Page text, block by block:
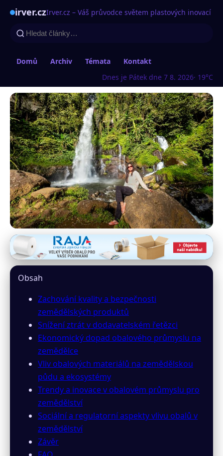
irver.czIrver.cz – Váš průvodce světem plastových inovací
Domů Archiv Témata
Kontakt
Dnes je Pátek dne 7 8. 2026· 19°C
irver.cz
Vliv obalů na zemědělství:
· 9 min čtení · Autor: Karel Novotný
Obsah
Zachování kvality a bezpečnosti
zemědělských produktů
Snížení ztrát v dodavatelském řetězci
Ekonomický dopad obalového průmyslu na
zemědělce
Vliv obalových materiálů na zemědělskou
půdu a ekosystémy
Trendy a inovace v obalovém průmyslu pro
zemědělství
Sociální a regulatorní aspekty vlivu obalů v
zemědělství
Závěr